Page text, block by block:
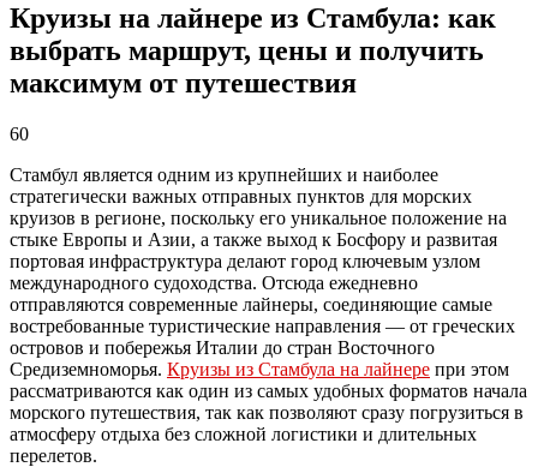
Круизы на лайнере из Стамбула: как
выбрать маршрут, цены и получить
максимум от путешествия
60
Стамбул является одним из крупнейших и наиболее
стратегически важных отправных пунктов для морских
круизов в регионе, поскольку его уникальное положение на
стыке Европы и Азии, а также выход к Босфору и развитая
портовая инфраструктура делают город ключевым узлом
международного судоходства. Отсюда ежедневно
отправляются современные лайнеры, соединяющие самые
востребованные туристические направления — от греческих
островов и побережья Италии до стран Восточного
Средиземноморья. Круизы из Стамбула на лайнере при этом
рассматриваются как один из самых удобных форматов начала
морского путешествия, так как позволяют сразу погрузиться в
атмосферу отдыха без сложной логистики и длительных
перелетов.